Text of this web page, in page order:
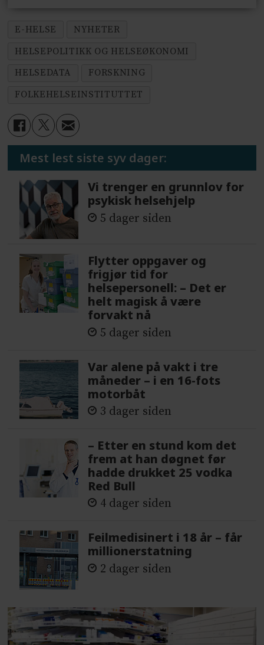
E-HELSE
NYHETER
HELSEPOLITIKK OG HELSEØKONOMI
HELSEDATA
FORSKNING
FOLKEHELSEINSTITUTTET
Mest lest siste syv dager:
Vi trenger en grunnlov for
psykisk helsehjelp
5 dager siden
Flytter oppgaver og
frigjør tid for
helsepersonell: – Det er
helt magisk å være
forvakt nå
5 dager siden
Var alene på vakt i tre
måneder – i en 16-fots
motorbåt
3 dager siden
– Etter en stund kom det
frem at han døgnet før
hadde drukket 25 vodka
Red Bull
4 dager siden
Feilmedisinert i 18 år – får
millionerstatning
2 dager siden